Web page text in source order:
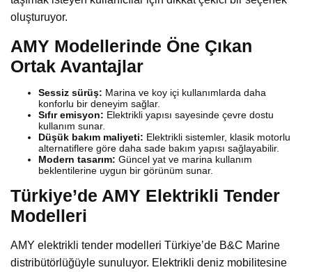
oluşturuyor.
AMY Modellerinde Öne Çıkan
Ortak Avantajlar
Sessiz sürüş: Marina ve koy içi kullanımlarda daha
konforlu bir deneyim sağlar.
Sıfır emisyon: Elektrikli yapısı sayesinde çevre dostu
kullanım sunar.
Düşük bakım maliyeti: Elektrikli sistemler, klasik motorlu
alternatiflere göre daha sade bakım yapısı sağlayabilir.
Modern tasarım: Güncel yat ve marina kullanım
beklentilerine uygun bir görünüm sunar.
Türkiye’de AMY Elektrikli Tender
Modelleri
AMY elektrikli tender modelleri Türkiye’de B&C Marine
distribütörlüğüyle sunuluyor. Elektrikli deniz mobilitesine